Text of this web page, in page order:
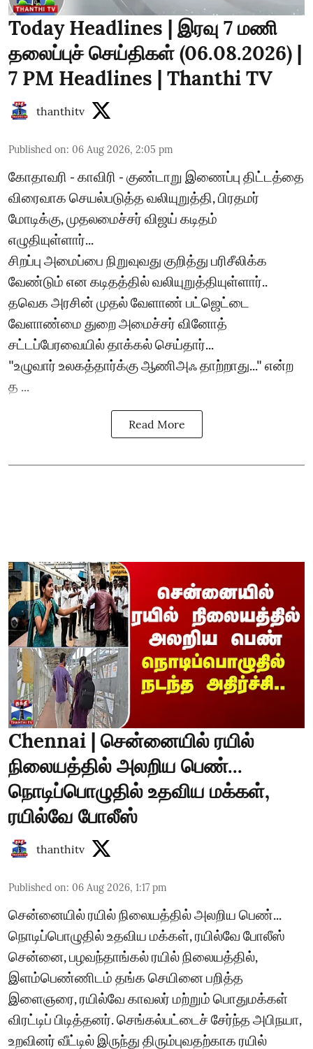
Today Headlines | இரவு 7 மணி
தலைப்புச் செய்திகள் (06.08.2026) |
7 PM Headlines | Thanthi TV
thanthitv
Published on: 06 Aug 2026, 2:05 pm
கோதாவரி - காவிரி - குண்டாறு இணைப்பு திட்டத்தை
விரைவாக செயல்படுத்த வலியுறுத்தி, பிரதமர்
மோடிக்கு, முதலமைச்சர் விஜய் கடிதம்
எழுதியுள்ளார்...
சிறப்பு அமைப்பை நிறுவுவது குறித்து பரிசீலிக்க
வேண்டும் என கடிதத்தில் வலியுறுத்தியுள்ளார்..
தவெக அரசின் முதல் வேளாண் பட்ஜெட்டை
வேளாண்மை துறை அமைச்சர் வினோத்
சட்டப்பேரவையில் தாக்கல் செய்தார்...
"உழுவார் உலகத்தார்க்கு ஆணிஅஃ தாற்றாது..." என்ற
த ...
Read More
Chennai | சென்னையில் ரயில்
நிலையத்தில் அலறிய பெண்...
நொடிப்பொழுதில் உதவிய மக்கள்,
ரயில்வே போலீஸ்
thanthitv
Published on: 06 Aug 2026, 1:17 pm
சென்னையில் ரயில் நிலையத்தில் அலறிய பெண்...
நொடிப்பொழுதில் உதவிய மக்கள், ரயில்வே போலீஸ்
சென்னை, பழவந்தாங்கல் ரயில் நிலையத்தில்,
இளம்பெண்ணிடம் தங்க செயினை பறித்த
இளைஞரை, ரயில்வே காவலர் மற்றும் பொதுமக்கள்
விரட்டிப் பிடித்தனர். செங்கல்பட்டைச் சேர்ந்த அபிநயா,
உறவினர் வீட்டில் இருந்து திரும்புவதற்காக ரயில்